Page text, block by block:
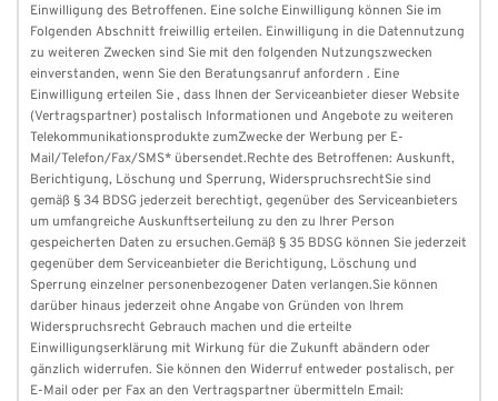
Einwilligung des Betroffenen. Eine solche Einwilligung können Sie im
Folgenden Abschnitt freiwillig erteilen. Einwilligung in die Datennutzung
zu weiteren Zwecken sind Sie mit den folgenden Nutzungszwecken
einverstanden, wenn Sie den Beratungsanruf anfordern . Eine
Einwilligung erteilen Sie , dass Ihnen der Serviceanbieter dieser Website
(Vertragspartner) postalisch Informationen und Angebote zu weiteren
Telekommunikationsprodukte zumZwecke der Werbung per E-
Mail/Telefon/Fax/SMS* übersendet.Rechte des Betroffenen: Auskunft,
Berichtigung, Löschung und Sperrung, WiderspruchsrechtSie sind
gemäß § 34 BDSG jederzeit berechtigt, gegenüber des Serviceanbieters
um umfangreiche Auskunftserteilung zu den zu Ihrer Person
gespeicherten Daten zu ersuchen.Gemäß § 35 BDSG können Sie jederzeit
gegenüber dem Serviceanbieter die Berichtigung, Löschung und
Sperrung einzelner personenbezogener Daten verlangen.Sie können
darüber hinaus jederzeit ohne Angabe von Gründen von Ihrem
Widerspruchsrecht Gebrauch machen und die erteilte
Einwilligungserklärung mit Wirkung für die Zukunft abändern oder
gänzlich widerrufen. Sie können den Widerruf entweder postalisch, per
E-Mail oder per Fax an den Vertragspartner übermitteln Email: